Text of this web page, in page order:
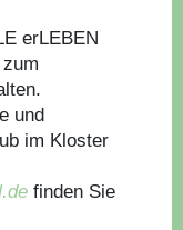
erLEBEN
und
im Kloster
finden Sie